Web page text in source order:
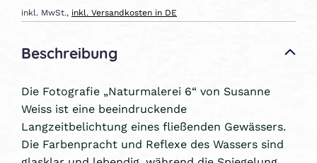
inkl. MwSt., inkl. Versandkosten in DE
Beschreibung
Die Fotografie „Naturmalerei 6“ von Susanne
Weiss ist eine beeindruckende
Langzeitbelichtung eines fließenden Gewässers.
Die Farbenpracht und Reflexe des Wassers sind